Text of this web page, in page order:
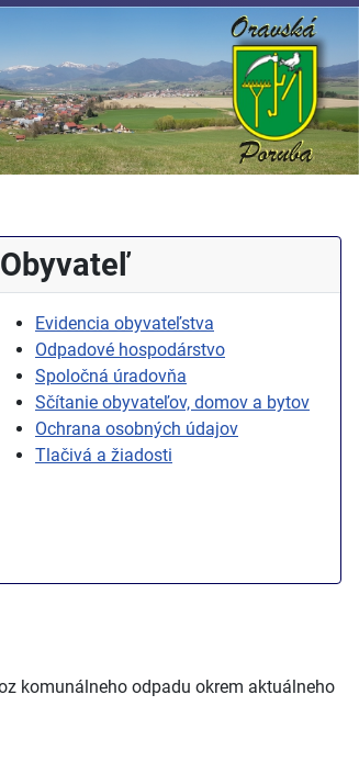
Obyvateľ
Evidencia obyvateľstva
Odpadové hospodárstvo
Spoločná úradovňa
Sčítanie obyvateľov, domov a bytov
Ochrana osobných údajov
Tlačivá a žiadosti
komunálneho odpadu okrem aktuálneho